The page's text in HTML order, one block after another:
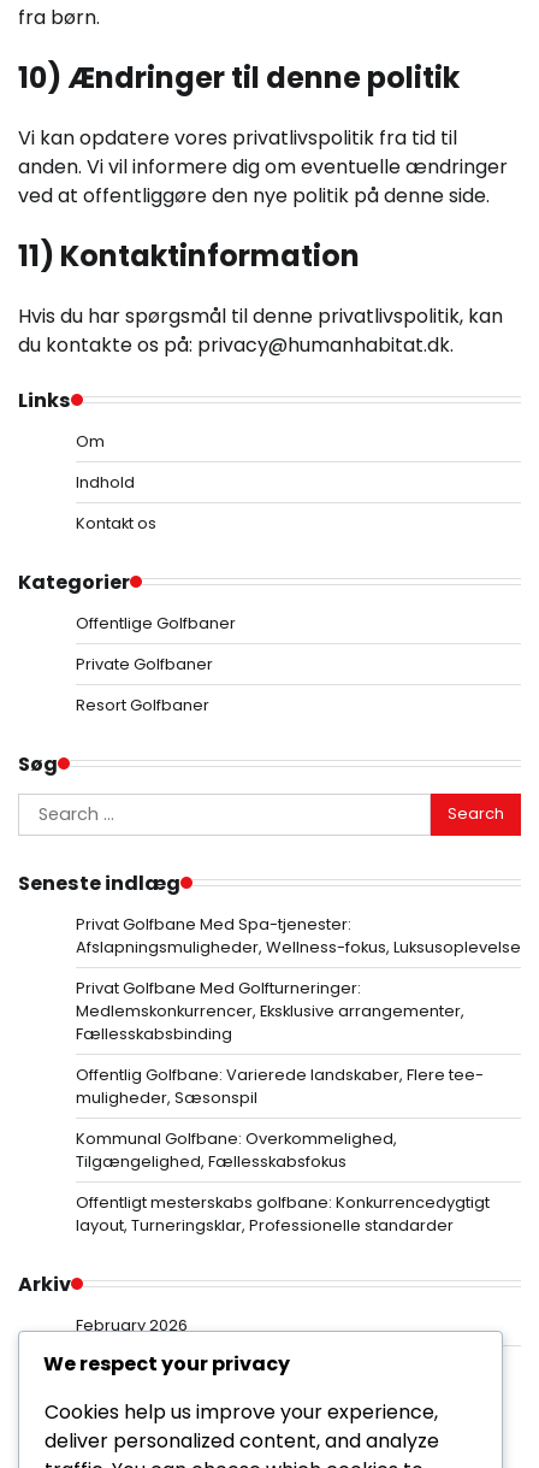
fra børn.
10) Ændringer til denne politik
Vi kan opdatere vores privatlivspolitik fra tid til
anden. Vi vil informere dig om eventuelle ændringer
ved at offentliggøre den nye politik på denne side.
11) Kontaktinformation
Hvis du har spørgsmål til denne privatlivspolitik, kan
du kontakte os på: privacy@humanhabitat.dk.
Links
Om
Indhold
Kontakt os
Kategorier
Offentlige Golfbaner
Private Golfbaner
Resort Golfbaner
Søg
Search
for:
Seneste indlæg
Privat Golfbane Med Spa-tjenester:
Afslapningsmuligheder, Wellness-fokus, Luksusoplevelse
Privat Golfbane Med Golfturneringer:
Medlemskonkurrencer, Eksklusive arrangementer,
Fællesskabsbinding
Offentlig Golfbane: Varierede landskaber, Flere tee-
muligheder, Sæsonspil
Kommunal Golfbane: Overkommelighed,
Tilgængelighed, Fællesskabsfokus
Offentligt mesterskabs golfbane: Konkurrencedygtigt
layout, Turneringsklar, Professionelle standarder
Arkiv
February 2026
January 2026
We respect your privacy
Cookies help us improve your experience,
deliver personalized content, and analyze